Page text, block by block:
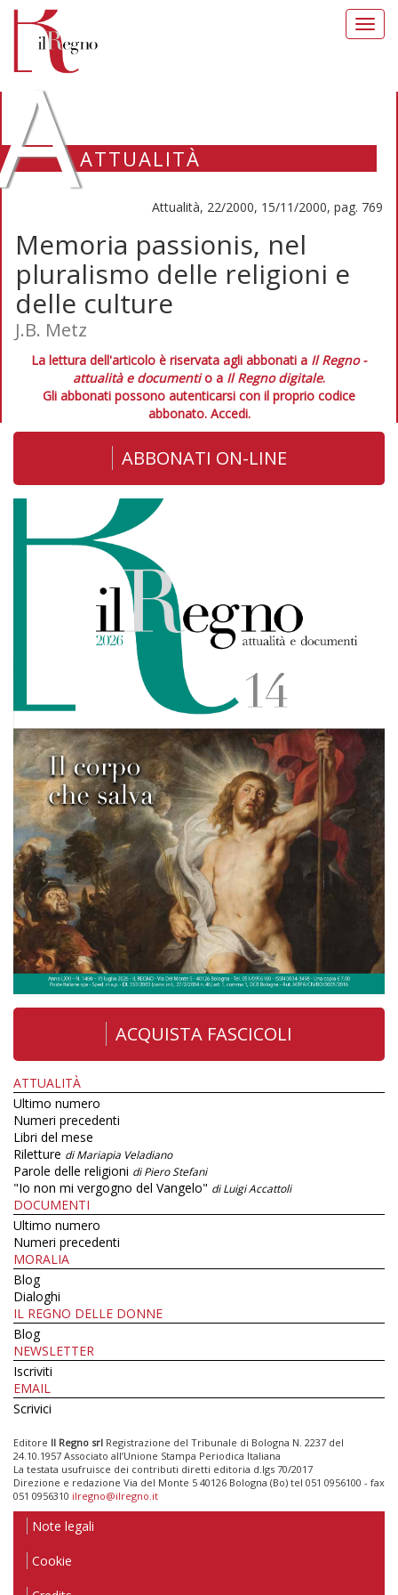
ATTUALITÀ
Attualità, 22/2000, 15/11/2000, pag. 769
Memoria passionis, nel
pluralismo delle religioni e
delle culture
J.B. Metz
La lettura dell'articolo è riservata agli abbonati a Il Regno -
attualità e documentio a Il Regno digitale.
Gli abbonati possono autenticarsi con il proprio codice
abbonato. Accedi.
ABBONATI ON-LINE
ACQUISTA FASCICOLI
ATTUALITÀ
Ultimo numero
Numeri precedenti
Libri del mese
Riletture di Mariapia Veladiano
Parole delle religioni di Piero Stefani
"Io non mi vergogno del Vangelo" di Luigi Accattoli
DOCUMENTI
Ultimo numero
Numeri precedenti
MORALIA
Blog
Dialoghi
IL REGNO DELLE DONNE
Blog
NEWSLETTER
Iscriviti
EMAIL
Scrivici
Editore Il Regno srl Registrazione del Tribunale di Bologna N. 2237 del
24.10.1957 Associato all’Unione Stampa Periodica Italiana
La testata usufruisce dei contributi diretti editoria d.lgs 70/2017
Direzione e redazione Via del Monte 5 40126 Bologna (Bo) tel 051 0956100 - fax
051 0956310 ilregno@ilregno.it
Note legali
Cookie